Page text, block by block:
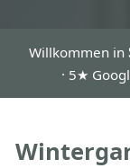
Willkommen in
· 5★